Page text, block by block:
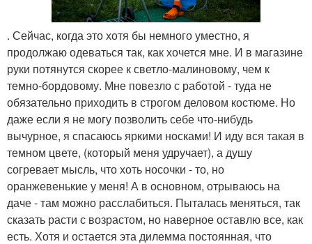
. Сейчас, когда это хотя бы немного уместно, я
продолжаю одеваться так, как хочется мне. И в магазине
руки потянутся скорее к светло-малиновому, чем к
темно-бордовому. Мне повезло с работой - туда не
обязательно приходить в строгом деловом костюме. Но
даже если я не могу позволить себе что-нибудь
вычурное, я спасаюсь яркими носками! И иду вся такая в
темном цвете, (который меня удручает), а душу
согревает мысль, что хоть носочки - то, но
оранжевенькие у меня! А в основном, отрываюсь на
даче - там можно расслабиться. Пыталась меняться, так
сказать расти с возрастом, но наверное оставлю все, как
есть. Хотя и остается эта дилемма постоянная, что